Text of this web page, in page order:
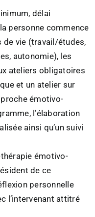
délai
personne commence
de vie (travail/études,
autonomie), les
ateliers obligatoires
et un atelier sur
émotivo-
l’élaboration
ainsi qu’un suivi
émotivo-
de ce
personnelle
l’intervenant attitré